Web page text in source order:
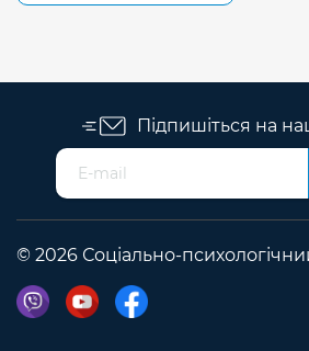
Підпишіться на
© 2026 Соціально-